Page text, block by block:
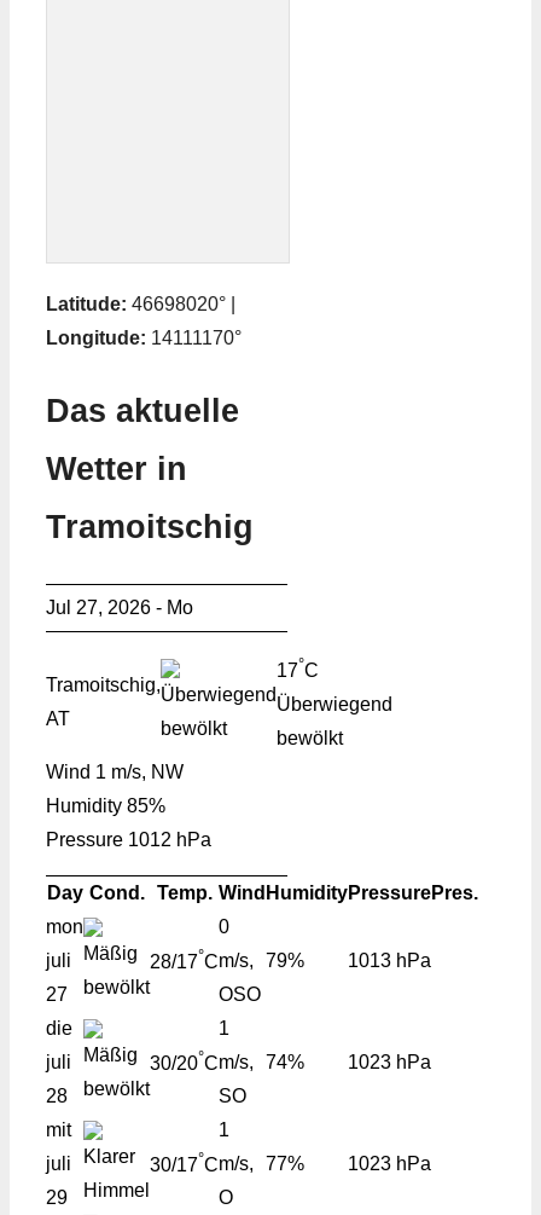
Latitude: 46698020° |
Longitude: 14111170°
Das aktuelle
Wetter in
Tramoitschig
Jul 27, 2026 - Mo
Tramoitschig,
AT
17°C
Überwiegend
bewölkt
Wind 1 m/s, NW
Humidity 85%
Pressure 1012 hPa
Day Cond. Temp. Wind HumidityPressurePres.
mon
juli
27
28/17°C
0
m/s,
OSO
79% 1013 hPa
die
juli
28
30/20°C
1
m/s,
SO
74% 1023 hPa
mit
juli
29
30/17°C
1
m/s,
O
77% 1023 hPa